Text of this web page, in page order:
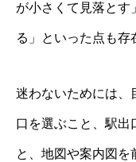
が小さくて見落とす
る」といった点も存
迷わないためには、
口を選ぶこと、駅出
と、地図や案内図を